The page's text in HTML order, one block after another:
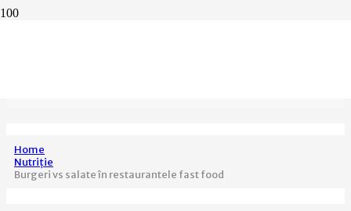
Home
Nutriție
Burgeri vs salate în restaurantele fast food